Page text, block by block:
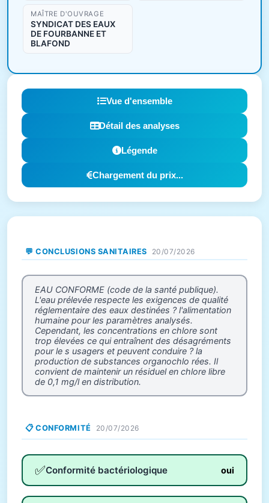
MAÎTRE D'OUVRAGE
SYNDICAT DES EAUX
DE FOURBANNE ET
BLAFOND
Vue d'ensemble
Détail des analyses
Légende
Chargement du prix...
💬 CONCLUSIONS SANITAIRES 20/07/2026
EAU CONFORME (code de la santé publique).
L'eau prélevée respecte les exigences de qualité
réglementaire des eaux destinées ? l'alimentation
humaine pour les paramètres analysés.
Cependant, les concentrations en chlore sont
trop élevées ce qui entraînent des désagréments
pour le s usagers et peuvent conduire ? la
production de substances organochlo rées. Il
convient de maintenir un résiduel en chlore libre
de 0,1 mg/l en distribution.
📋 CONFORMITÉ 20/07/2026
✅Conformité bactériologique oui